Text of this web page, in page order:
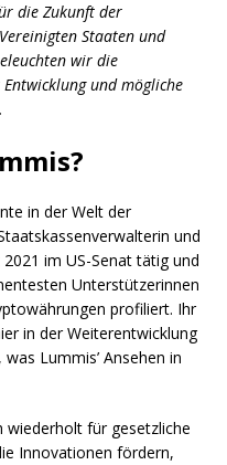
die Zukunft der
Staaten und
wir die
und mögliche
in der Welt der
und
im US-Senat tätig und
Unterstützerinnen
profiliert. Ihr
in der Weiterentwicklung
Lummis’ Ansehen in
wiederholt für gesetzliche
Innovationen fördern,